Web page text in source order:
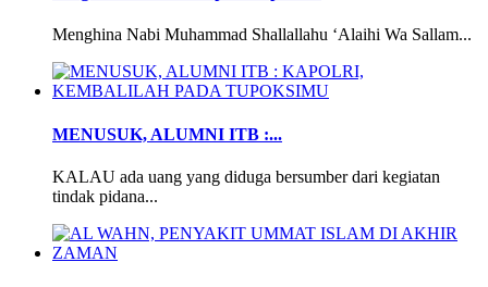
Menghina Nabi Muhammad Shallallahu ‘Alaihi Wa Sallam...
MENUSUK, ALUMNI ITB :...
KALAU ada uang yang diduga bersumber dari kegiatan
tindak pidana...